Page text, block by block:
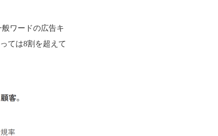
ワードの広告キ
ては8割を超えて